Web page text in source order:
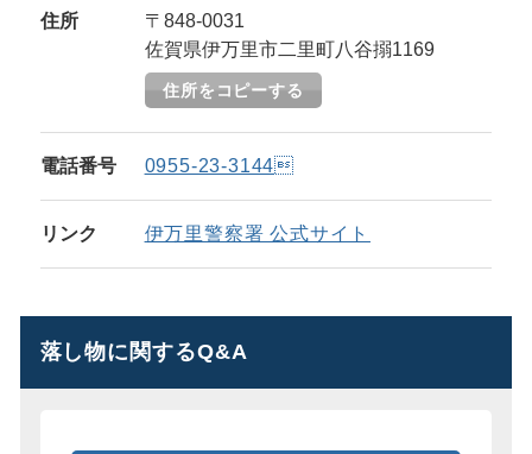
住所
〒848-0031
佐賀県伊万里市二里町八谷搦1169
住所をコピーする
電話番号 0955-23-3144
リンク 伊万里警察署 公式サイト
落し物に関するQ&A